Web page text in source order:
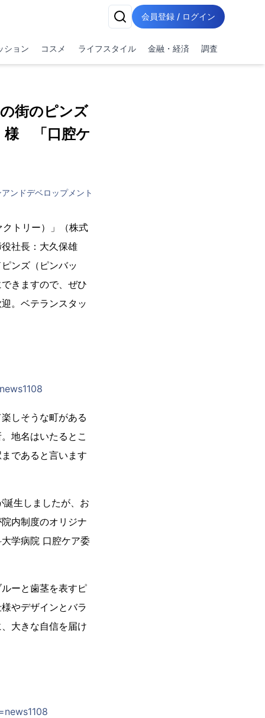
会員登録 / ログイン
ション コスメ ライフスタイル 金融・経済 調査
街のピンズ
様 「口腔ケ
ンドデベロップメント
トリー）」（株式
社長：大久保雄
ンズ（ピンバッ
きますので、ぜひ
。ベテランスタッ
しそうな町がある
地名はいたるとこ
であると言います
生しましたが、お
内制度のオリジナ
学病院 口腔ケア委
ーと歯茎を表すピ
やデザインとバラ
大きな自信を届け